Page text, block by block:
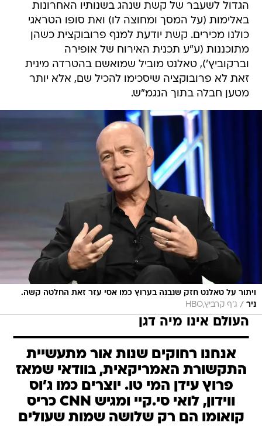
הגדול לשעבר של קשת שנהג בשנותיו האחרונות
באלימות (על המסך ומחוצה לו) ואת סופו הטראגי
כולנו מכירים. קשת יודעת למנף פרובוקצית כשהן
מתוכננות (ע"ע תכנית האירוח של אופירה
וברקוביץ'), טאלנט מוביל שמואשם בהטרדה מינית
זאת לא פרובוקציה שיסכימו להכיל שם, אלא יותר
מטען חבלה בתוך הנגמ"ש.
ויתור על טאלנט חזק שנבנה בערוץ כמו אסי עזר זאת החלטה קשה.
ניר / ג'ף קרביץ,HBO
העולם אינו מיה דגן
אנחנו רחוקים שנות אור מתעשיית
התקשורת האמריקאית, בוודאי שמאז
פרוץ עידן המי טו. יוצרים כמו ג'וס
ווידון, לואי סי.קיי ומגיש CNN כריס
קואומו הם רק שלושה שמות שעולים